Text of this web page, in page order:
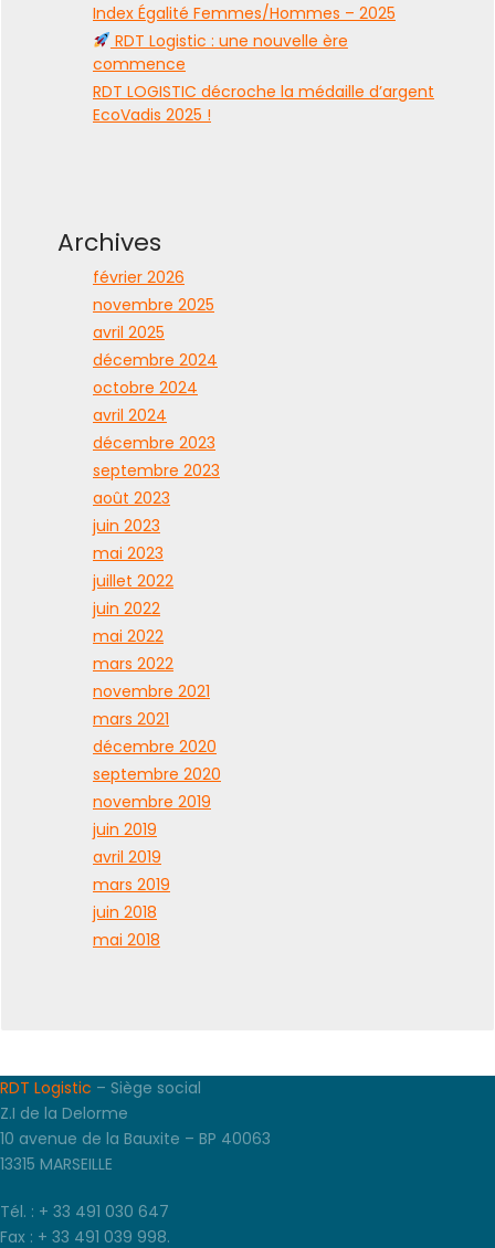
Index Égalité Femmes/Hommes – 2025
RDT Logistic : une nouvelle ère
commence
RDT LOGISTIC décroche la médaille d’argent
EcoVadis 2025 !
Archives
février 2026
novembre 2025
avril 2025
décembre 2024
octobre 2024
avril 2024
décembre 2023
septembre 2023
août 2023
juin 2023
mai 2023
juillet 2022
juin 2022
mai 2022
mars 2022
novembre 2021
mars 2021
décembre 2020
septembre 2020
novembre 2019
juin 2019
avril 2019
mars 2019
juin 2018
mai 2018
RDT Logistic – Siège social
Z.I de la Delorme
10 avenue de la Bauxite – BP 40063
13315 MARSEILLE
Tél. : + 33 491 030 647
Fax : + 33 491 039 998.